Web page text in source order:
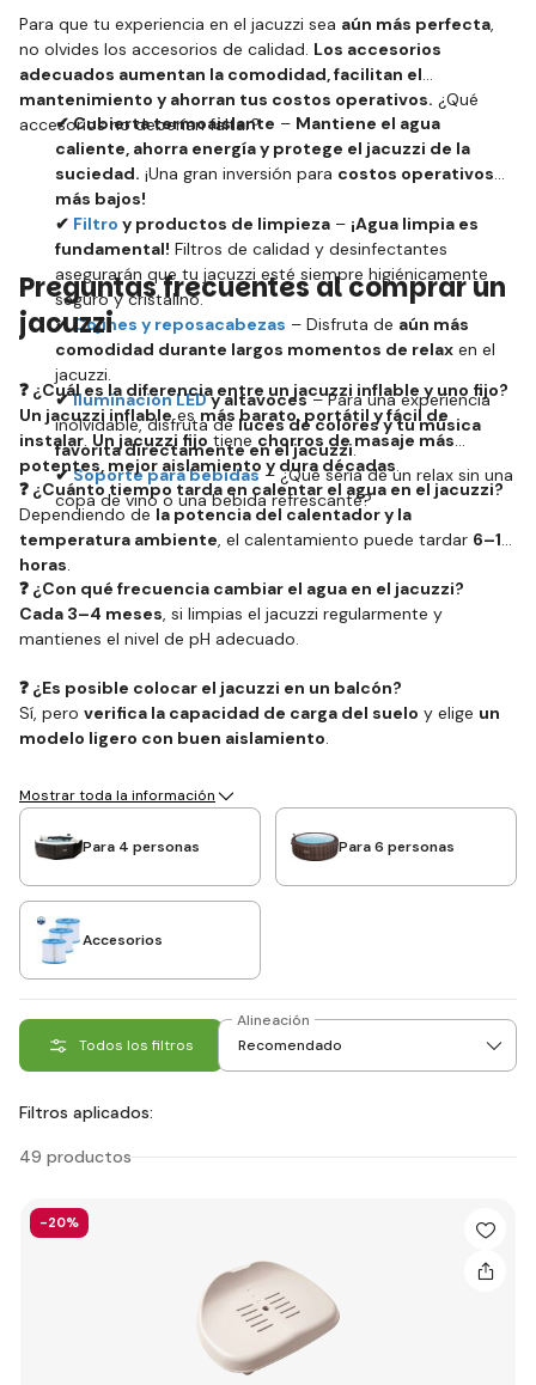
Para que tu experiencia en el jacuzzi sea aún más perfecta,
no olvides los accesorios de calidad. Los accesorios
adecuados aumentan la comodidad, facilitan el
mantenimiento y ahorran tus costos operativos. ¿Qué
accesorios no deberían faltar?
✔ Cubierta termoaislante – Mantiene el agua
caliente, ahorra energía y protege el jacuzzi de la
suciedad. ¡Una gran inversión para costos operativos
más bajos!
✔ Filtro y productos de limpieza – ¡Agua limpia es
fundamental! Filtros de calidad y desinfectantes
asegurarán que tu jacuzzi esté siempre higiénicamente
seguro y cristalino.
✔Cojines y reposacabezas – Disfruta de aún más
comodidad durante largos momentos de relax en el
jacuzzi.
✔Iluminación LEDy altavoces– Para una experiencia
inolvidable, disfruta de luces de colores y tu música
favorita directamente en el jacuzzi.
✔Soporte para bebidas– ¿Qué sería de un relax sin una
copa de vino o una bebida refrescante?
Preguntas frecuentes al comprar un
jacuzzi
❓ ¿Cuál es la diferencia entre un jacuzzi inflable y uno fijo?
Un jacuzzi inflablees más barato, portátil y fácil de
instalar. Un jacuzzi fijo tiene chorros de masaje más
potentes, mejor aislamiento y dura décadas.
❓ ¿Cuánto tiempo tarda en calentar el agua en el jacuzzi?
Dependiendo de la potencia del calentador y la
temperatura ambiente, el calentamiento puede tardar 6–12
horas.
❓ ¿Con qué frecuencia cambiar el agua en el jacuzzi?
Cada 3–4 meses, si limpias el jacuzzi regularmente y
mantienes el nivel de pH adecuado.
❓ ¿Es posible colocar el jacuzzi en un balcón?
Sí, pero verifica la capacidad de carga del suelo y elige un
modelo ligero con buen aislamiento.
Mostrar toda la información
Para 4 personas Para 6 personas
Accesorios
Todos los filtros
Alineación
Filtros aplicados:
49 productos
-20%